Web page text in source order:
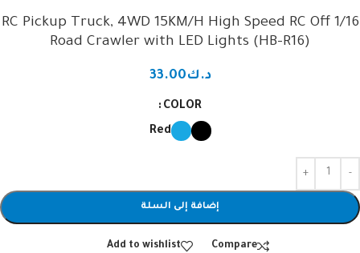
1/16 RC Pickup Truck, 4WD 15KM/H High Speed RC Off
Road Crawler with LED Lights (HB-R16)
د.ك33.00
COLOR
Red
إضافة إلى السلة
Compare
Add to wishlist